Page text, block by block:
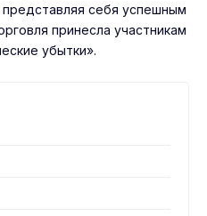
себя успешным
принесла участникам
убытки».